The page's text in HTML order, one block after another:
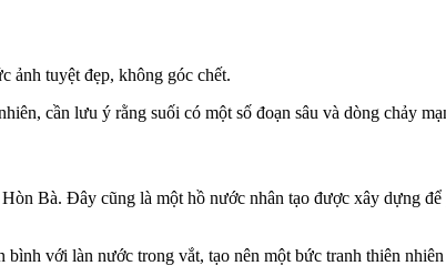
ảnh tuyệt đẹp, không góc chết.
cần lưu ý rằng suối có một số đoạn sâu và dòng chảy
Bà. Đây cũng là một hồ nước nhân tạo được xây dựng
với làn nước trong vắt, tạo nên một bức tranh thiên